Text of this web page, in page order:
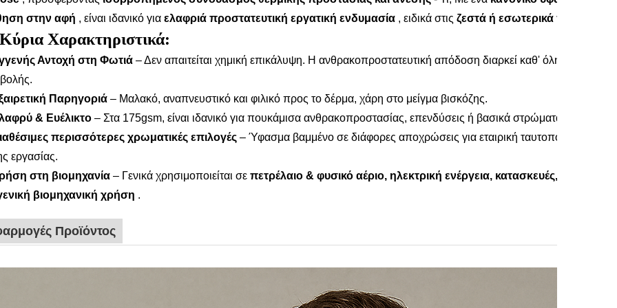
στην αφή , είναι ιδανικό για ελαφριά προστατευτική εργατική ενδυμασία , ειδικά στις ζεστά ή εσωτερικά
Κύρια Χαρακτηριστικά:
Αντοχή στη Φωτιά – Δεν απαιτείται χημική επικάλυψη. Η ανθρακοπροστατευτική απόδοση διαρκεί καθ' όλη τη
Παρηγοριά – Μαλακό, αναπνευστικό και φιλικό προς το δέρμα, χάρη στο μείγμα βισκόζης.
& Ευέλικτο – Στα 175gsm, είναι ιδανικό για πουκάμισα ανθρακοπροστασίας, επενδύσεις ή βασικά στρώματα.
περισσότερες χρωματικές επιλογές – Ύφασμα βαμμένο σε διάφορες αποχρώσεις για εταιρική ταυτοποίηση ή
εργασίας.
στη βιομηχανία – Γενικά χρησιμοποιείται σε πετρέλαιο & φυσικό αέριο, ηλεκτρική ενέργεια, κατασκευές,
βιομηχανική χρήση .
Προϊόντος